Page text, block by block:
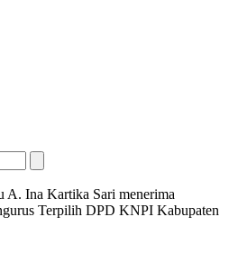
A. Ina Kartika Sari menerima
Terpilih DPD KNPI Kabupaten